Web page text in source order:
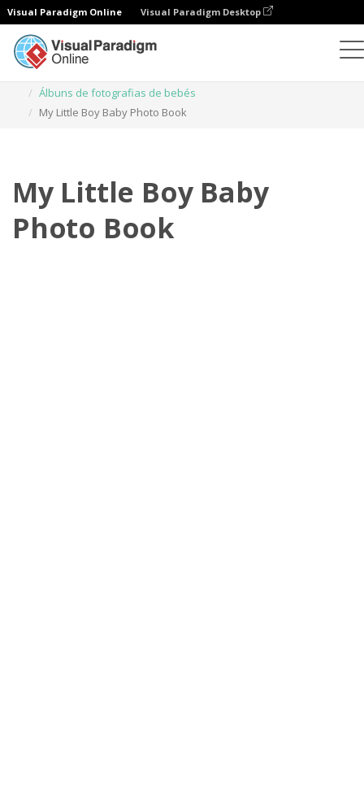
Visual Paradigm Online Visual Paradigm Desktop
Álbuns de fotografias de bebés
My Little Boy Baby Photo Book
My Little Boy Baby
Photo Book